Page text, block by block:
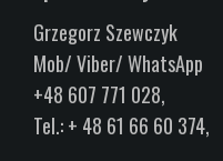
Grzegorz Szewczyk
Mob/ Viber/ WhatsApp
+48 607 771 028,
Tel.: + 48 61 66 60 374,